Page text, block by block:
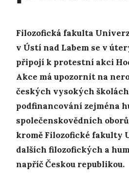
Filozofická fakulta
v Ústí nad Labem se v
připojí k protestní akci
Akce má upozornit na
českých vysokých
podfinancování zejména
společenskovědních
kromě Filozofické fakulty
dalších filozofických a
napříč Českou republikou.